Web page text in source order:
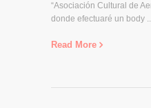
“Asociación Cultural de
donde efectuaré un body
Read More